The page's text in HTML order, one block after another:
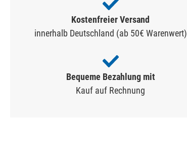
Kostenfreier Versand
innerhalb Deutschland (ab 50€ Warenwert)
Bequeme Bezahlung mit
Kauf auf Rechnung